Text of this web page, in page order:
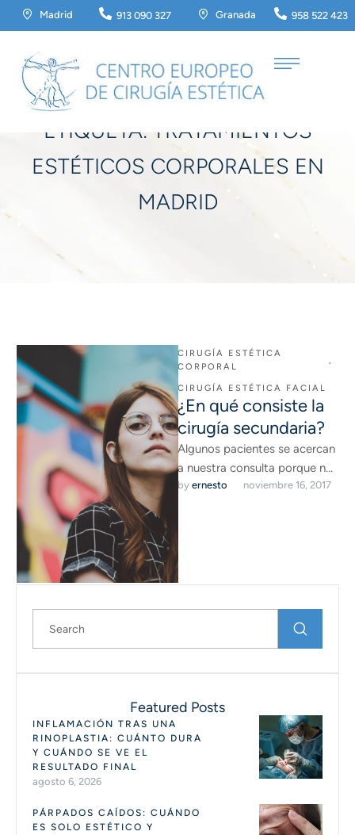
Madrid 913 090 327 Granada 958 522 423
Home tratamientos estéticos corporales en madrid
ETIQUETA:TRATAMIENTOS
ESTÉTICOS CORPORALES EN
MADRID
CIRUGÍA ESTÉTICA
CORPORAL
CIRUGÍA ESTÉTICA FACIAL
¿En qué consiste la
cirugía secundaria?
Algunos pacientes se acercan
a nuestra consulta porque no
están satisfechos con los
by ernesto noviembre 16, 2017
Featured Posts
INFLAMACIÓN TRAS UNA
RINOPLASTIA: CUÁNTO DURA
Y CUÁNDO SE VE EL
RESULTADO FINAL
agosto 6, 2026
PÁRPADOS CAÍDOS: CUÁNDO
ES SOLO ESTÉTICO Y